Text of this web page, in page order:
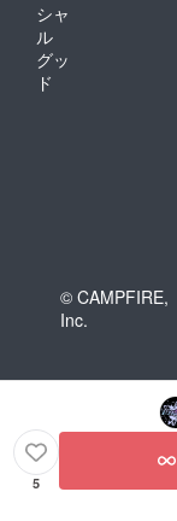
シャ
ル
グッ
ド
© CAMPFIRE,
Inc.
5